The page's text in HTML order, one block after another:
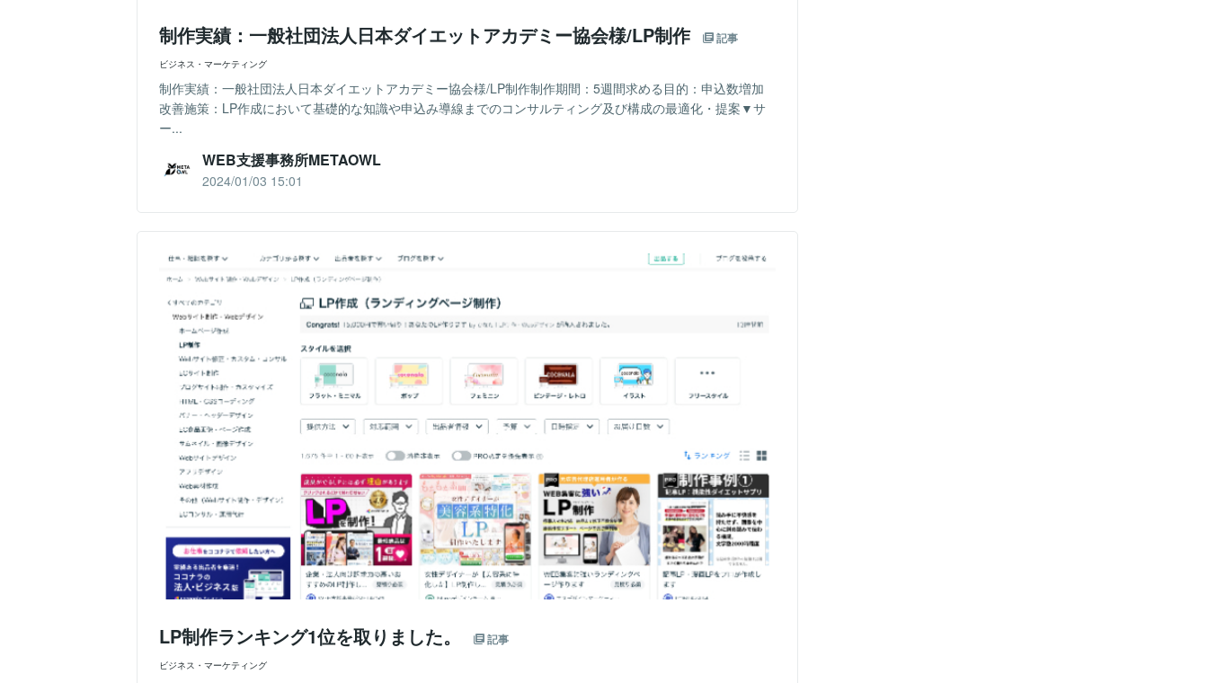
制作実績：一般社団法人日本ダイエットアカデミー協会様/LP制作 記事
ビジネス・マーケティング
制作実績：一般社団法人日本ダイエットアカデミー協会様/LP制作制作期間：5週間求める目的：申込数増加
改善施策：LP作成において基礎的な知識や申込み導線までのコンサルティング及び構成の最適化・提案▼サ
ー...
WEB支援事務所METAOWL
2024/01/03 15:01
LP制作ランキング1位を取りました。 記事
ビジネス・マーケティング